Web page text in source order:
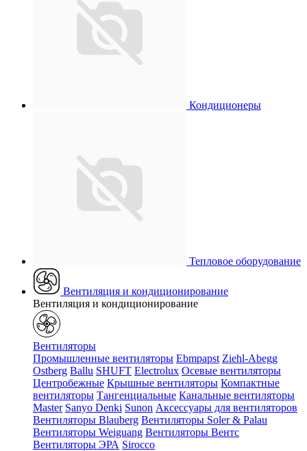
Кондиционеры
Тепловое оборудование
Вентиляция и кондиционирование
Вентиляция и кондиционирование
Вентиляторы
Промышленные вентиляторы Ebmpapst Ziehl-Abegg
Ostberg Ballu SHUFT Electrolux Осевые вентиляторы
Центробежные Крышные вентиляторы Компактные
вентиляторы Тангенциальные Канальные вентиляторы
Master Sanyo Denki Sunon Аксессуары для вентиляторов
Вентиляторы Blauberg Вентиляторы Soler & Palau
Вентиляторы Weiguang Вентиляторы Вентс
Вентиляторы ЭРА Sirocco